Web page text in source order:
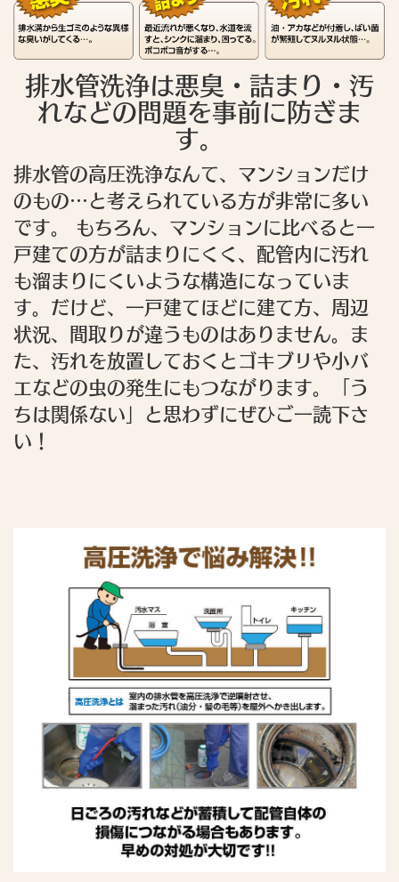
排水管洗浄は悪臭・詰まり・汚
れなどの問題を事前に防ぎま
す。
排水管の高圧洗浄なんて、マンションだけ
のもの…と考えられている方が非常に多い
です。 もちろん、マンションに比べると一
戸建ての方が詰まりにくく、配管内に汚れ
も溜まりにくいような構造になっていま
す。だけど、一戸建てほどに建て方、周辺
状況、間取りが違うものはありません。ま
た、汚れを放置しておくとゴキブリや小バ
エなどの虫の発生にもつながります。「う
ちは関係ない」と思わずにぜひご一読下さ
い！